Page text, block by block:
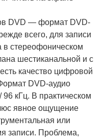
DVD — формат DVD-
всего, для записи
в стереофоническом
шестиканальной и с
качество цифровой
DVD-аудио
кГц. В практическом
явное ощущение
или
записи. Проблема,